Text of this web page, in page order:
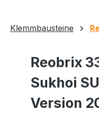
Klemmbausteine
Reobrix
Sukhoi
Version